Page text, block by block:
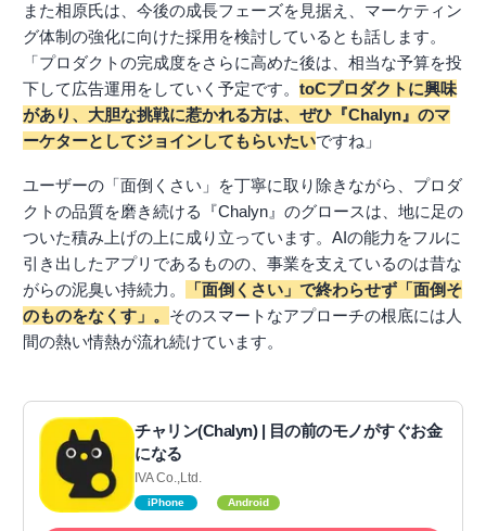
また相原氏は、今後の成長フェーズを見据え、マーケティン
グ体制の強化に向けた採用を検討しているとも話します。
「プロダクトの完成度をさらに高めた後は、相当な予算を投
下して広告運用をしていく予定です。 toCプロダクトに興味
があり、大胆な挑戦に惹かれる方は、ぜひ『Chalyn』のマ
ーケターとしてジョインしてもらいたいですね」
ユーザーの「面倒くさい」を丁寧に取り除きながら、プロダ
クトの品質を磨き続ける『Chalyn』のグロースは、地に足の
ついた積み上げの上に成り立っています。AIの能力をフルに
引き出したアプリであるものの、事業を支えているのは昔な
がらの泥臭い持続力。
「面倒くさい」で終わらせず「面倒そ
のものをなくす」。 そのスマートなアプローチの根底には人
間の熱い情熱が流れ続けています。
チャリン(Chalyn) | 目の前のモノがすぐお金
になる
IVA Co.,Ltd.
iPhone Android